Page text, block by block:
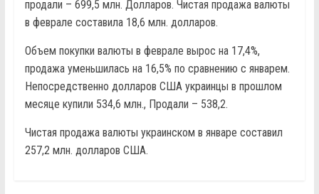
продали – 699,5 млн. Долларов. Чистая продажа валюты
в феврале составила 18,6 млн. долларов.
Объем покупки валюты в феврале вырос на 17,4%,
продажа уменьшилась на 16,5% по сравнению с январем.
Непосредственно долларов США украинцы в прошлом
месяце купили 534,6 млн., Продали – 538,2.
Чистая продажа валюты украинском в январе составил
257,2 млн. долларов США.